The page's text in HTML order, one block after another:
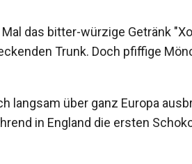
das bitter-würzige Getränk
Trunk. Doch pfiffige
langsam über ganz Europa
in England die ersten